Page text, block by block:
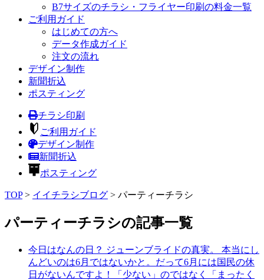
B7サイズのチラシ・フライヤー印刷の料金一覧
ご利用ガイド
はじめての方へ
データ作成ガイド
注文の流れ
デザイン制作
新聞折込
ポスティング
チラシ印刷
ご利用ガイド
デザイン制作
新聞折込
ポスティング
TOP> イイチラシブログ > パーティーチラシ
パーティーチラシの記事一覧
今日はなんの日？ ジューンブライドの真実。
本当にし
んどいのは6月ではないかと。だって6月には国民の休
日がないんですよ！「少ない」のではなく「まったく